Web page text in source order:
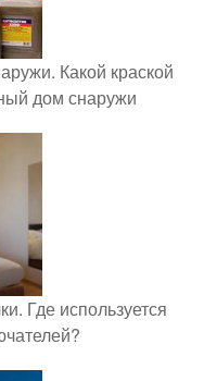
Какой краской
дом снаружи
Где используется